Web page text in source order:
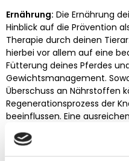
Ernährung: Die Ernährung
Hinblick auf die Prävention
Therapie durch deinen
hierbei vor allem auf eine
Fütterung deines Pferdes
Gewichtsmanagement.
Überschuss an Nährstoffen
Regenerationsprozess der
beeinflussen. Eine
Vitaminen, Mineralstoffen
richtigen Verhältnis sorgen
Knochen, Gelenke, Sehnen